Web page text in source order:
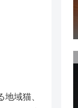
域猫、